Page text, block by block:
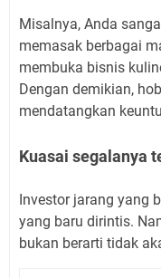
Misalnya, Anda
memasak berbagai
membuka bisnis
Dengan demikian,
mendatangkan
Kuasai segalanya
Investor jarang yang
yang baru dirintis.
bukan berarti tidak